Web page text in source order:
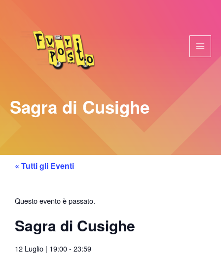
contenuto
Sagra di Cusighe
« Tutti gli Eventi
Questo evento è passato.
Sagra di Cusighe
12 Luglio | 19:00-23:59